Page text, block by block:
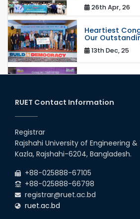
26th Apr, 26
Heartiest
Our
13th Dec, 25
20th Oct, 25
17th Dec, 25
Career
with Japanese
Engages Final-
16th Oct, 25
RUET Contact Information
Registrar
Rajshahi University of Engineering
Kazla, Rajshahi-6204, Bangladesh.
+88-025888-67105
+88-025888-66798
registrar@ruet.ac.bd
ruet.ac.bd